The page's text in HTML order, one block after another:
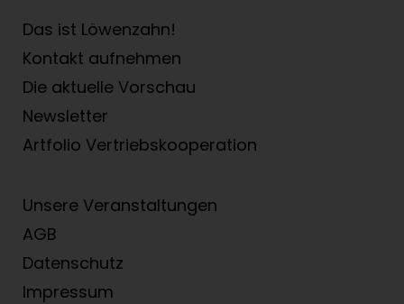
Das ist Löwenzahn!
Kontakt aufnehmen
Die aktuelle Vorschau
Newsletter
Artfolio Vertriebs­kooperation
Unsere Veranstaltungen
AGB
Datenschutz
Impressum